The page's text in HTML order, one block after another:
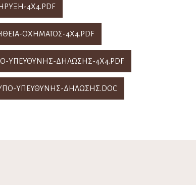
4Χ4.PDF
ΟΧΗΜΑΤΟΣ-4Χ4.PDF
ΥΠΕΥΘΥΝΗΣ-ΔΗΛΩΣΗΣ-4Χ4.PDF
ΥΠΕΥΘΥΝΗΣ-ΔΗΛΩΣΗΣ.DOC